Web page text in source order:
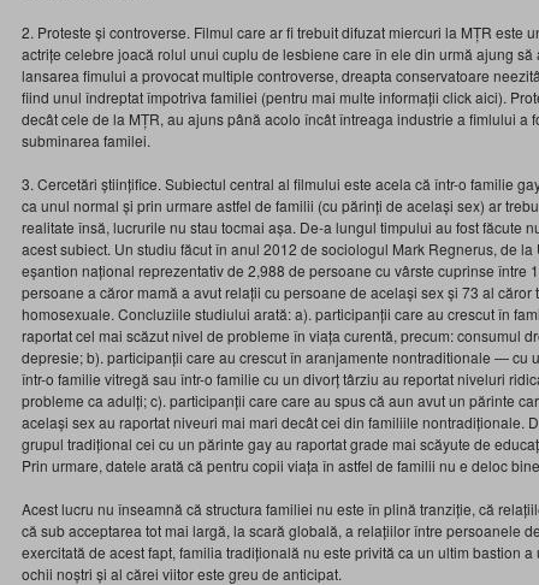
2. Proteste și controverse. Filmul care ar fi trebuit difuzat miercuri la MȚR este
actrițe celebre joacă rolul unui cuplu de lesbiene care în ele din urmă ajung
lansarea fimului a provocat multiple controverse, dreapta conservatoare
fiind unul îndreptat împotriva familiei (pentru mai multe informații click aici).
decât cele de la MȚR, au ajuns până acolo încât întreaga industrie a fimlului a
subminarea familei.
3. Cercetări științifice. Subiectul central al filmului este acela că într-o familie
ca unul normal și prin urmare astfel de familii (cu părinți de același sex) ar
realitate însă, lucrurile nu stau tocmai așa. De-a lungul timpului au fost făcute
acest subiect. Un studiu făcut în anul 2012 de sociologul Mark Regnerus, de la
eșantion național reprezentativ de 2,988 de persoane cu vârste cuprinse între
persoane a căror mamă a avut relații cu persoane de același sex și 73 al căror
homosexuale. Concluziile studiului arată: a). participanții care au crescut în
raportat cel mai scăzut nivel de probleme în viața curentă, precum: consumul
depresie; b). participanții care au crescut în aranjamente nontraditionale — cu
într-o familie vitregă sau într-o familie cu un divorț târziu au reportat niveluri
probleme ca adulți; c). participanții care care au spus că aun avut un părinte
același sex au raportat niveuri mai mari decât cei din familiile nontradiționale.
grupul tradițional cei cu un părinte gay au raportat grade mai scăyute de
Prin urmare, datele arată că pentru copii viața în astfel de familii nu e deloc
Acest lucru nu înseamnă că structura familiei nu este în plină tranziție, că
că sub acceptarea tot mai largă, la scară globală, a relațiilor între persoanele
exercitată de acest fapt, familia tradițională nu este privită ca un ultim bastion
ochii noștri și al cărei viitor este greu de anticipat.